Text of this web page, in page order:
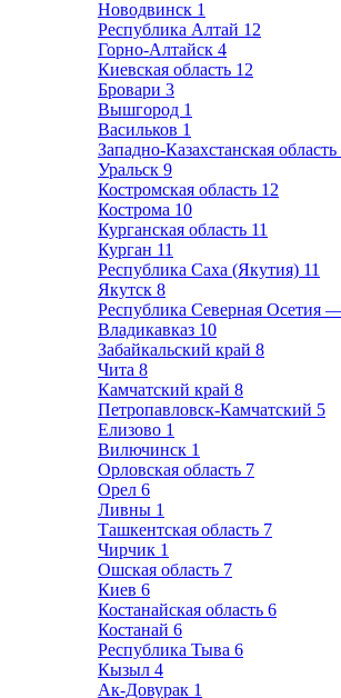
Новодвинск 1
Республика Алтай 12
Горно-Алтайск 4
Киевская область 12
Бровари 3
Вышгород 1
Васильков 1
Западно-Казахстанская область
Уральск 9
Костромская область 12
Кострома 10
Курганская область 11
Курган 11
Республика Саха (Якутия) 11
Якутск 8
Республика Северная Осетия
Владикавказ 10
Забайкальский край 8
Чита 8
Камчатский край 8
Петропавловск-Камчатский 5
Елизово 1
Вилючинск 1
Орловская область 7
Орел 6
Ливны 1
Ташкентская область 7
Чирчик 1
Ошская область 7
Киев 6
Костанайская область 6
Костанай 6
Республика Тыва 6
Кызыл 4
Ак-Довурак 1